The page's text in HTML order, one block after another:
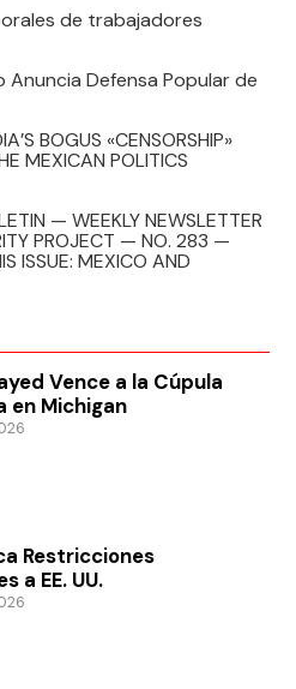
de trabajadores
Defensa Popular de
BOGUS «CENSORSHIP»
MEXICAN POLITICS
— WEEKLY NEWSLETTER
PROJECT — NO. 283 —
ISSUE: MEXICO AND
Vence a la Cúpula
en Michigan
Restricciones
a EE. UU.